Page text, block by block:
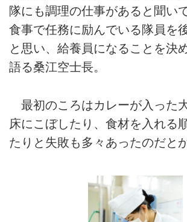
隊にも調理の仕事があると聞い
食事で任務に励んでいる隊員を
と思い、給養員になることを決
語る桑江空士長。
最初のころはカレーが入った
床にこぼしたり、食材を入れる
たりと失敗も多々あったのだとか